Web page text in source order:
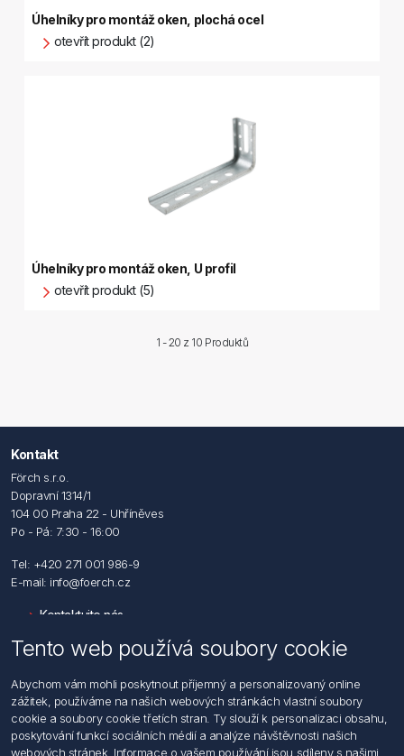
Úhelníky pro montáž oken, plochá ocel
otevřít produkt (2)
Úhelníky pro montáž oken, U profil
otevřít produkt (5)
1 - 20 z 10 Produktů
Kontakt
Förch s.r.o.
Dopravní 1314/1
104 00 Praha 22 - Uhříněves
Po - Pá: 7:30 - 16:00
Tel: +420 271 001 986-9
E-mail: info@foerch.cz
Kontaktujte nás
Hledat
Dodržování předpisů
Zásady zpracování osobních údajů fyzických osob
Podmínky zasílání elektronických dokumentu
Tento web používá soubory cookie
Abychom vám mohli poskytnout příjemný a personalizovaný online
zážitek, používáme na našich webových stránkách vlastní soubory
cookie a soubory cookie třetích stran. Ty slouží k personalizaci obsahu,
poskytování funkcí sociálních médií a analýze návštěvnosti našich
webových stránek. Informace o vašem používání jsou sdíleny s našimi